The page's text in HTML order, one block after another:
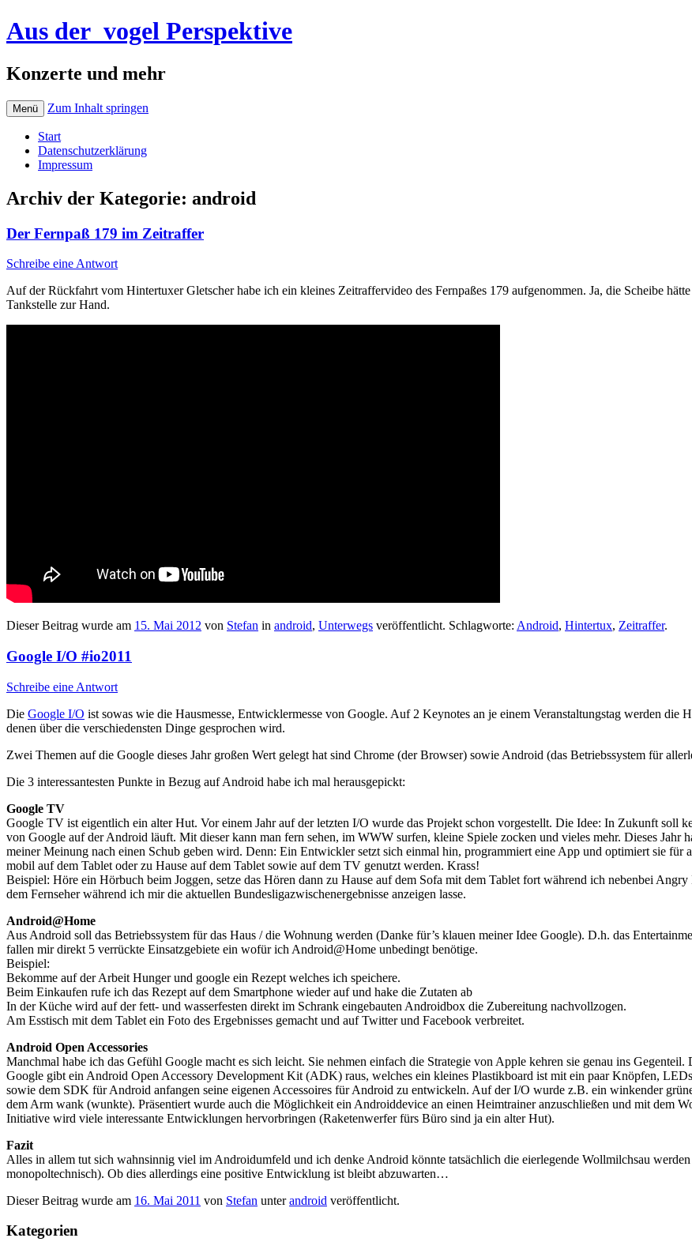
Aus der_vogel Perspektive
Konzerte und mehr
Menü Zum Inhalt springen
Start
Datenschutzerklärung
Impressum
Archiv der Kategorie: android
Der Fernpaß 179 im Zeitraffer
Schreibe eine Antwort
Auf der Rückfahrt vom Hintertuxer Gletscher habe ich ein kleines Zeitraffervideo des Fernpaßes 179 aufgenommen. Ja, die Scheibe
Tankstelle zur Hand.
Dieser Beitrag wurde am 15. Mai 2012 von Stefan in android, Unterwegs veröffentlicht. Schlagworte: Android, Hintertux, Zeitraffer.
Google I/O #io2011
Schreibe eine Antwort
Die Google I/O ist sowas wie die Hausmesse, Entwicklermesse von Google. Auf 2 Keynotes an je einem Veranstaltungstag werden die
denen über die verschiedensten Dinge gesprochen wird.
Zwei Themen auf die Google dieses Jahr großen Wert gelegt hat sind Chrome (der Browser) sowie Android (das Betriebssystem für
Die 3 interessantesten Punkte in Bezug auf Android habe ich mal herausgepickt:
Google TV
Google TV ist eigentlich ein alter Hut. Vor einem Jahr auf der letzten I/O wurde das Projekt schon vorgestellt. Die Idee: In Zukunft soll
von Google auf der Android läuft. Mit dieser kann man fern sehen, im WWW surfen, kleine Spiele zocken und vieles mehr. Dieses
meiner Meinung nach einen Schub geben wird. Denn: Ein Entwickler setzt sich einmal hin, programmiert eine App und optimiert sie für
mobil auf dem Tablet oder zu Hause auf dem Tablet sowie auf dem TV genutzt werden. Krass!
Beispiel: Höre ein Hörbuch beim Joggen, setze das Hören dann zu Hause auf dem Sofa mit dem Tablet fort während ich nebenbei
dem Fernseher während ich mir die aktuellen Bundesligazwischenergebnisse anzeigen lasse.
Android@Home
Aus Android soll das Betriebssystem für das Haus / die Wohnung werden (Danke für’s klauen meiner Idee Google). D.h. das
fallen mir direkt 5 verrückte Einsatzgebiete ein wofür ich Android@Home unbedingt benötige.
Beispiel:
Bekomme auf der Arbeit Hunger und google ein Rezept welches ich speichere.
Beim Einkaufen rufe ich das Rezept auf dem Smartphone wieder auf und hake die Zutaten ab
In der Küche wird auf der fett- und wasserfesten direkt im Schrank eingebauten Androidbox die Zubereitung nachvollzogen.
Am Esstisch mit dem Tablet ein Foto des Ergebnisses gemacht und auf Twitter und Facebook verbreitet.
Android Open Accessories
Manchmal habe ich das Gefühl Google macht es sich leicht. Sie nehmen einfach die Strategie von Apple kehren sie genau ins
Google gibt ein Android Open Accessory Development Kit (ADK) raus, welches ein kleines Plastikboard ist mit ein paar Knöpfen,
sowie dem SDK für Android anfangen seine eigenen Accessoires für Android zu entwickeln. Auf der I/O wurde z.B. ein winkender
dem Arm wank (wunkte). Präsentiert wurde auch die Möglichkeit ein Androiddevice an einen Heimtrainer anzuschließen und mit dem
Initiative wird viele interessante Entwicklungen hervorbringen (Raketenwerfer fürs Büro sind ja ein alter Hut).
Fazit
Alles in allem tut sich wahnsinnig viel im Androidumfeld und ich denke Android könnte tatsächlich die eierlegende Wollmilchsau
monopoltechnisch). Ob dies allerdings eine positive Entwicklung ist bleibt abzuwarten…
Dieser Beitrag wurde am 16. Mai 2011 von Stefan unterandroid veröffentlicht.
Kategorien